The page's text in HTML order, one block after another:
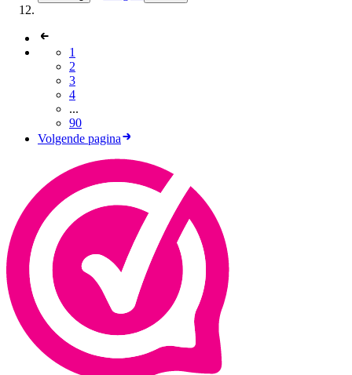
1
2
3
4
...
90
Volgende pagina